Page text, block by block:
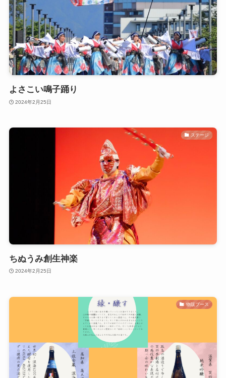
よさこい鳴子踊り
2024年2月25日
ステージ
ちぬうみ創生神楽
2024年2月25日
物販ブース